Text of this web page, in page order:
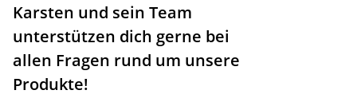
Karsten und sein Team
unterstützen dich gerne bei
allen Fragen rund um unsere
Produkte!